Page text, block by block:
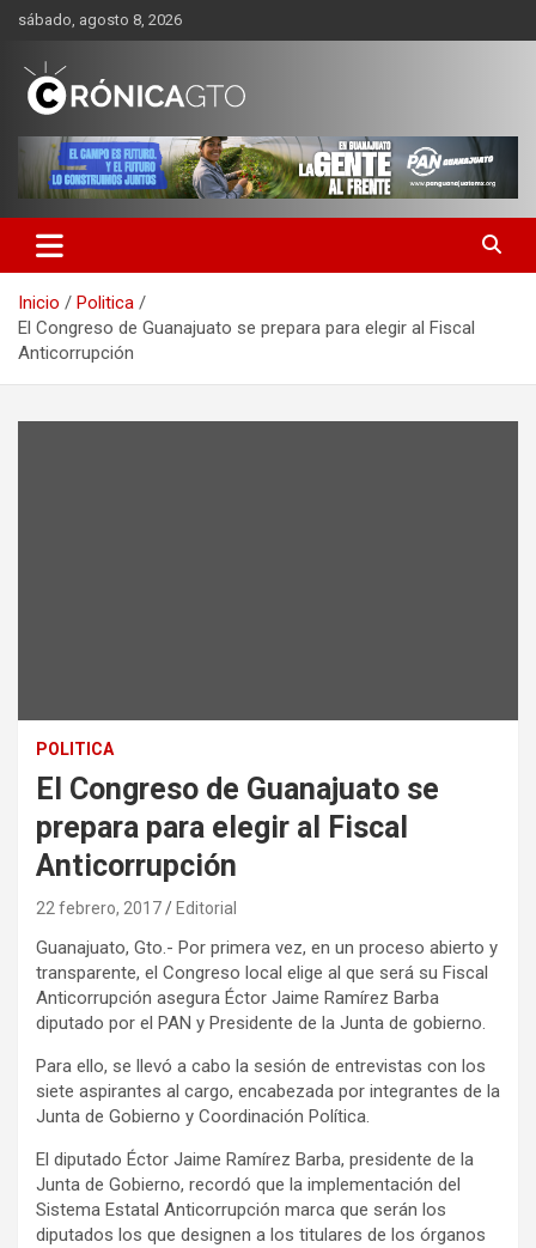
Saltar
contenido
sábado, agosto 8, 2026
CRONICA GUANAJUATO
Inicio
Politica
El Congreso de Guanajuato se prepara para elegir al Fiscal
Anticorrupción
POLITICA
El Congreso de Guanajuato se
prepara para elegir al Fiscal
Anticorrupción
22 febrero, 2017 Editorial
Guanajuato, Gto.- Por primera vez, en un proceso abierto y
transparente, el Congreso local elige al que será su Fiscal
Anticorrupción asegura Éctor Jaime Ramírez Barba
diputado por el PAN y Presidente de la Junta de gobierno.
Para ello, se llevó a cabo la sesión de entrevistas con los
siete aspirantes al cargo, encabezada por integrantes de la
Junta de Gobierno y Coordinación Política.
El diputado Éctor Jaime Ramírez Barba, presidente de la
Junta de Gobierno, recordó que la implementación del
Sistema Estatal Anticorrupción marca que serán los
diputados los que designen a los titulares de los órganos